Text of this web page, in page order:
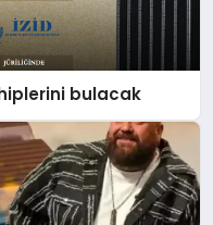
bulacak